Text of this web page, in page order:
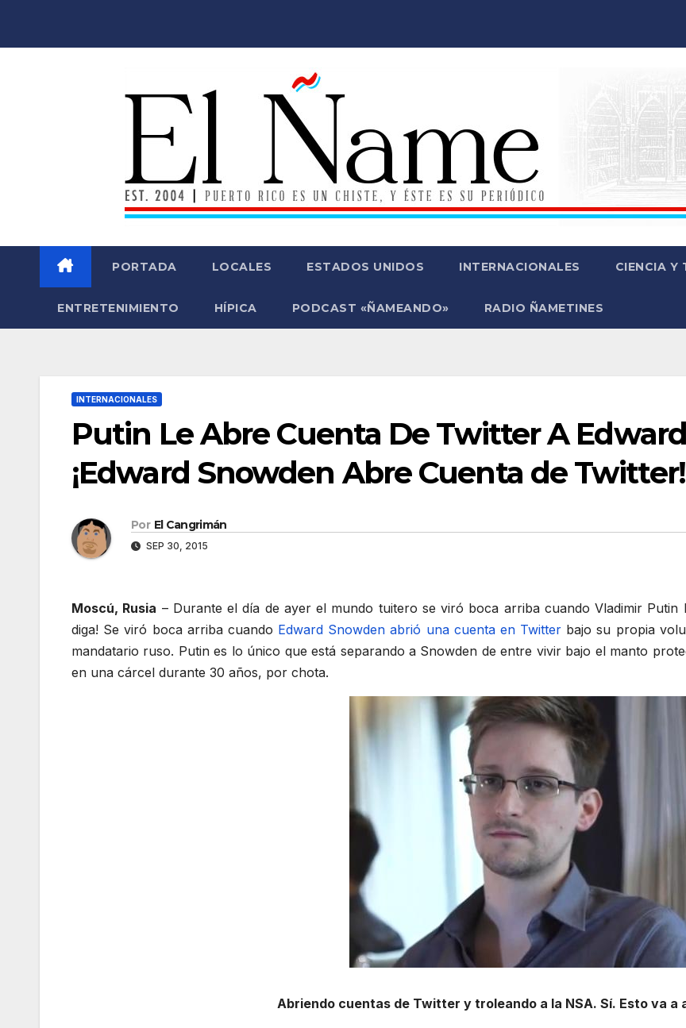
PORTADA LOCALES ESTADOS UNIDOS INTERNACIONALES CIENCIA Y
ENTRETENIMIENTO HÍPICA PODCAST «ÑAMEANDO» RADIO ÑAMETINES
INTERNACIONALES
Putin Le Abre Cuenta De Twitter A Edward
¡Edward Snowden Abre Cuenta de Twitter!
Por El Cangrimán
SEP 30, 2015
Moscú, Rusia – Durante el día de ayer el mundo tuitero se viró boca arriba cuando Vladimir Putin
diga! Se viró boca arriba cuando Edward Snowden abrió una cuenta en Twitter bajo su propia
mandatario ruso. Putin es lo único que está separando a Snowden de entre vivir bajo el manto
en una cárcel durante 30 años, por chota.
Abriendo cuentas de Twitter y troleando a la NSA. Sí. Esto va a